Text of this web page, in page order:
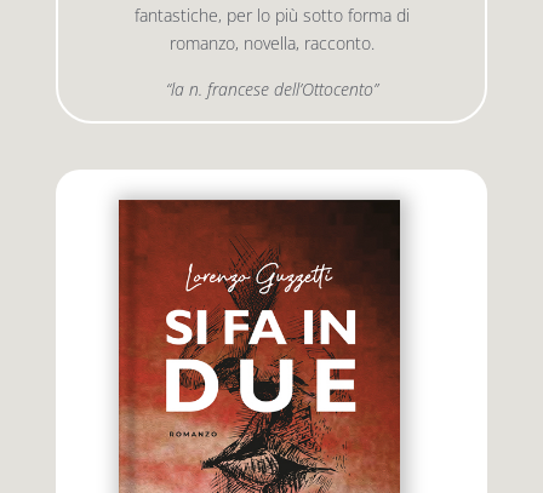
le bandiere le bandiere in verticale
Premio letterario Giallovalle
il tuo carrello
fantastiche, per lo più sotto forma di
romanzo, novella, racconto.
“la n. francese dell’Ottocento”